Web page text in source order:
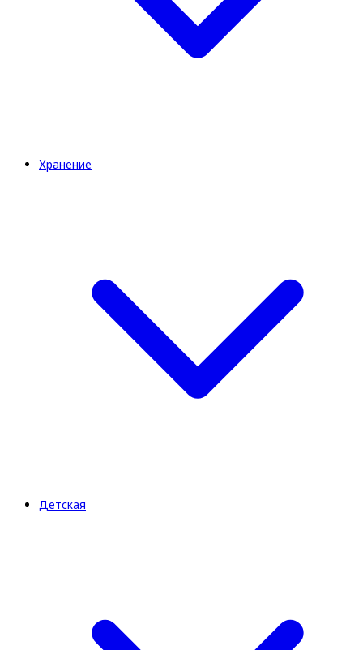
Хранение
Детская